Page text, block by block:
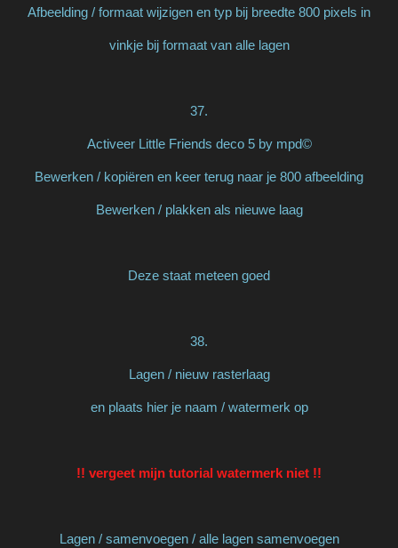
Afbeelding / formaat wijzigen en typ bij breedte 800 pixels in
vinkje bij formaat van alle lagen
37.
Activeer Little Friends deco 5 by mpd©
Bewerken / kopiëren en keer terug naar je 800 afbeelding
Bewerken / plakken als nieuwe laag
Deze staat meteen goed
38.
Lagen / nieuw rasterlaag
en plaats hier je naam / watermerk op
!! vergeet mijn tutorial watermerk niet !!
Lagen / samenvoegen / alle lagen samenvoegen